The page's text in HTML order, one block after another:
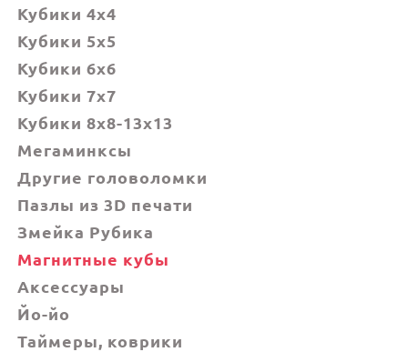
Кубики 4x4
Кубики 5x5
Кубики 6х6
Кубики 7х7
Кубики 8x8-13x13
Мегаминксы
Другие головоломки
Пазлы из 3D печати
Змейка Рубика
Магнитные кубы
Аксессуары
Йо-йо
Таймеры, коврики